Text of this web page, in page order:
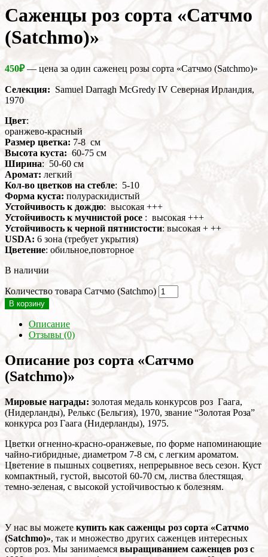
Cаженцы роз сорта «Сатчмо
(Satchmo)»
450₽— цена за один саженец розы сорта «Сатчмо (Satchmo)»
Селекция: Samuel Darragh McGredy IV Северная Ирландия,
1970
Цвет:
оранжево-красный
Размер цветка: 7-8 см
Высота куста: 60-75 см
Ширина: 50-60 см
Аромат: легкий
Кол-во цветков на стебле: 5-10
Форма куста: полураскидистый
Устойчивость к дождю: высокая +++
Устойчивость к мучнистой росе : высокая +++
Устойчивость к черной пятнистости: высокая + ++
USDA: 6 зона (требует укрытия)
Цветение: обильное,повторное
В наличии
Количество товара Сатчмо (Satchmo)
В корзину
Описание
Отзывы (0)
Описание роз сорта «Сатчмо
(Satchmo)»
Мировые награды: золотая медаль конкурсов роз Гаага,
(Нидерланды), Релькс (Бельгия), 1970, звание “Золотая Роза”
конкурса роз Гаага (Нидерланды), 1975.
Цветки огненно-красно-оранжевые, по форме напоминающие
чайно-гибридные, диаметром 7-8 см, с легким ароматом.
Цветение в пышных соцветиях, непрерывное весь сезон. Куст
компактный, густой, высотой 60-70 см, листва блестящая,
темно-зеленая, с высокой устойчивостью к болезням.
У нас вы можетекупить как саженцы роз сорта «Сатчмо
(Satchmo)», так и множество других саженцев интересных
сортов роз. Мы занимаемся выращиванием саженцев роз с